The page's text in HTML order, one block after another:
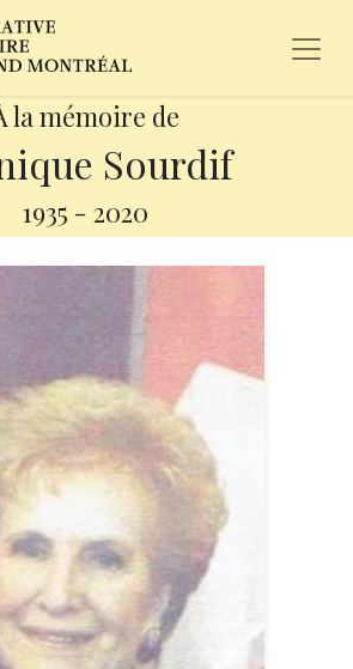
la mémoire de
Sourdif
1935 - 2020